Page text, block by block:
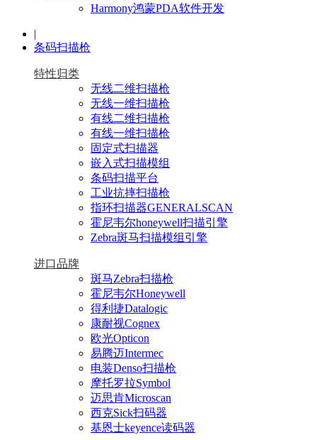
Harmony鸿蒙PDA软件开发
|
条码扫描枪
特性归类
无线二维扫描枪
无线一维扫描枪
有线二维扫描枪
有线一维扫描枪
固定式扫描器
嵌入式扫描模组
条码扫描平台
工业抗摔扫描枪
指环扫描器GENERALSCAN
霍尼韦尔honeywell扫描引擎
Zebra斑马扫描模组引擎
进口品牌
斑马Zebra扫描枪
霍尼韦尔Honeywell
得利捷Datalogic
康耐视Cognex
欧光Opticon
易腾迈Intermec
电装Denso扫描枪
摩托罗拉Symbol
迈思肯Microscan
西克Sick扫码器
基恩士keyence读码器